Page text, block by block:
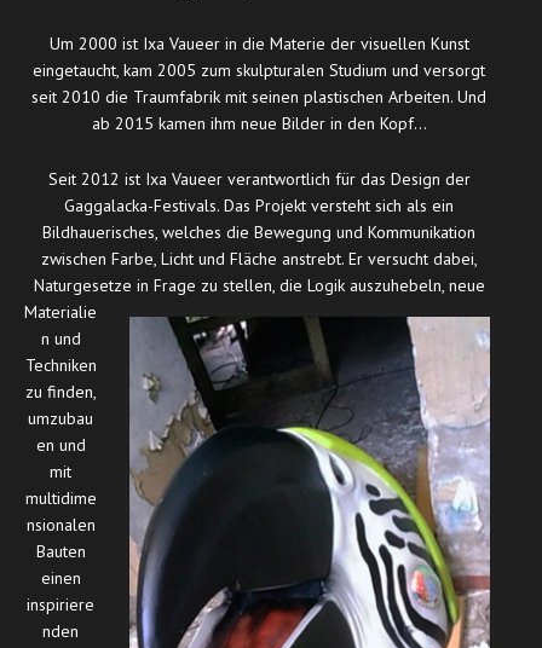
Um 2000 ist Ixa Vaueer in die Materie der visuellen Kunst
eingetaucht, kam 2005 zum skulpturalen Studium und versorgt
seit 2010 die Traumfabrik mit seinen plastischen Arbeiten. Und
ab 2015 kamen ihm neue Bilder in den Kopf…
Seit 2012 ist Ixa Vaueer verantwortlich für das Design der
Gaggalacka-Festivals. Das Projekt versteht sich als ein
Bildhauerisches, welches die Bewegung und Kommunikation
zwischen Farbe, Licht und Fläche anstrebt. Er versucht dabei,
Naturgesetze in Frage zu stellen, die Logik auszuhebeln, neue
Materialie
n und
Techniken
zu finden,
umzubau
en und
mit
multidime
nsionalen
Bauten
einen
inspiriere
nden